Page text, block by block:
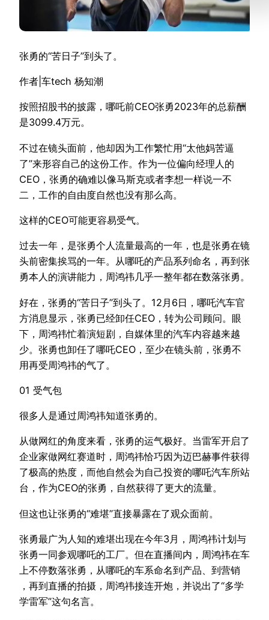
张勇的“苦日子”到头了。
作者|车tech 杨知潮
按照招股书的披露，哪吒前CEO张勇2023年的总薪酬
是3099.4万元。
不过在镜头面前，他却因为工作繁忙用“太他妈苦逼
了”来形容自己的这份工作。作为一位偏向经理人的
CEO，张勇的确难以像马斯克或者李想一样说一不
二，工作的自由度自然也没有那么高。
这样的CEO可能更容易受气。
过去一年，是张勇个人流量最高的一年，也是张勇在镜
头前密集挨骂的一年。从哪吒的产品系列命名，再到张
勇本人的演讲能力，周鸿祎几乎一整年都在数落张勇。
好在，张勇的“苦日子”到头了。12月6日，哪吒汽车官
方消息显示，张勇已经卸任CEO，转为公司顾问。眼
下，周鸿祎忙着演短剧，自媒体里的汽车内容越来越
少。张勇也卸任了哪吒CEO，至少在镜头前，张勇不
用再受周鸿祎的气了。
01 受气包
很多人是通过周鸿祎知道张勇的。
从做网红的角度来看，张勇的运气极好。当雷军开启了
企业家做网红赛道时，周鸿祎恰巧因为迈巴赫事件获得
了极高的热度，而他自然会为自己投资的哪吒汽车所站
台，作为CEO的张勇，自然获得了更大的流量。
但这也让张勇的“难堪”直接暴露在了观众面前。
张勇最广为人知的难堪出现在今年3月，周鸿祎计划与
张勇一同参观哪吒的工厂。但在直播间内，周鸿祎在车
上不停数落张勇，从哪吒的车系命名到产品、到营销
，再到直播的拍摄，周鸿祎接连开炮，并说出了“多学
学雷军”这句名言。